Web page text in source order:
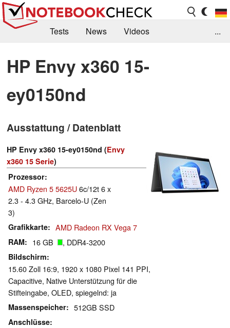
Tests News
Videos
Kaufberatung
Deals Suche
Forum
...
HP Envy x360 15-
ey0150nd
Ausstattung / Datenblatt
HP Envy x360 15-ey0150nd (Envy
x360 15 Serie)
Prozessor
AMD Ryzen 5 5625U6c/12t 6 x
2.3 - 4.3 GHz, Barcelo-U (Zen
3)
Grafikkarte AMD Radeon RX Vega 7
RAM 16 GB , DDR4-3200
Bildschirm
15.60 Zoll 16:9, 1920 x 1080 Pixel 141 PPI,
Capacitive, Native Unterstützung für die
Stifteingabe, OLED, spiegelnd: ja
Massenspeicher 512GB SSD
Anschlüsse